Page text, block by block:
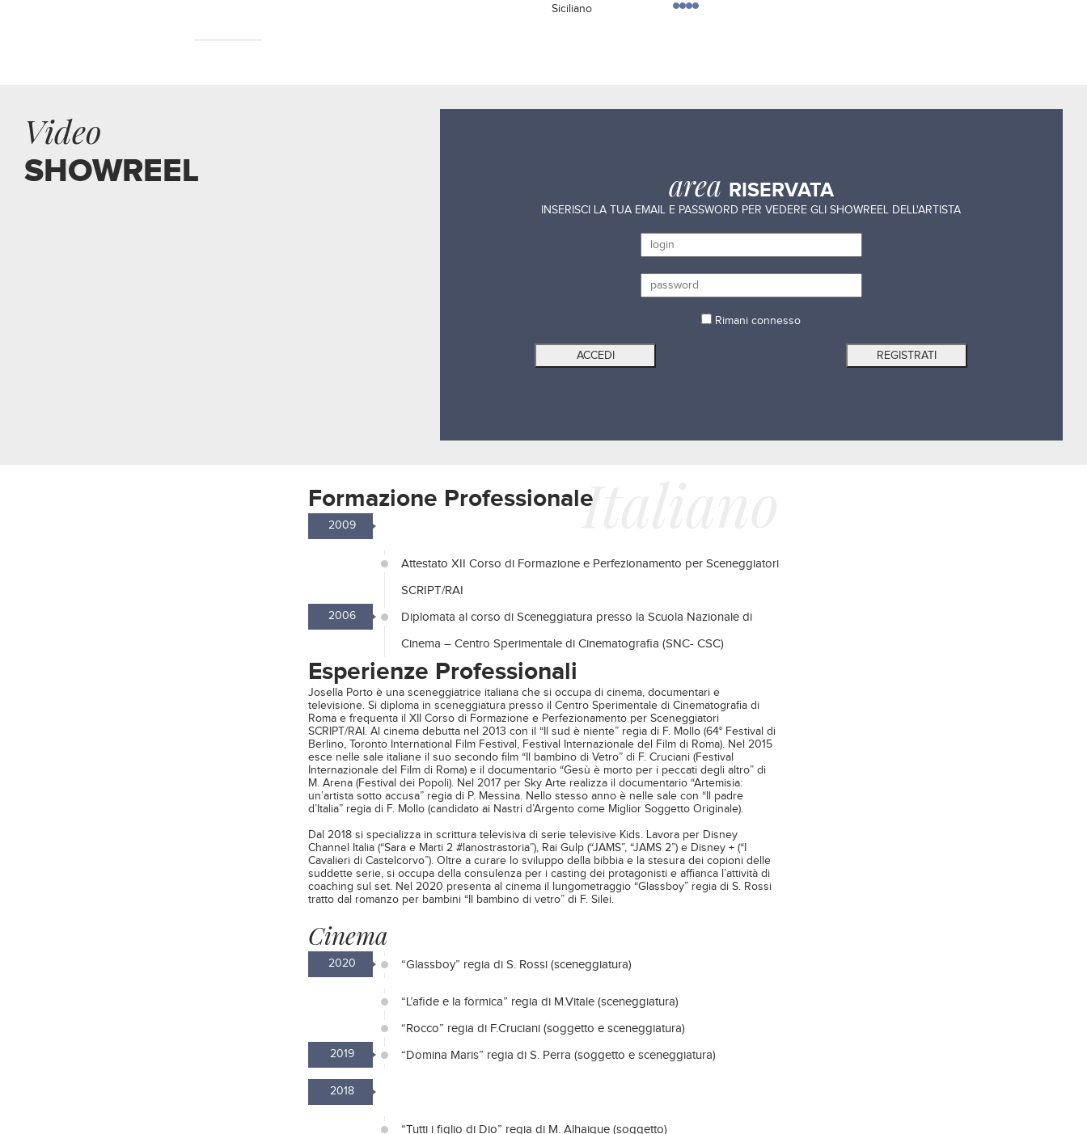
Siciliano
Video
SHOWREEL area RISERVATA
INSERISCI LA TUA EMAIL E PASSWORD PER VEDERE GLI SHOWREEL DELL'ARTISTA
Rimani connesso
Italiano
Formazione Professionale
2009
Attestato XII Corso di Formazione e Perfezionamento per Sceneggiatori
SCRIPT/RAI
2006
Diplomata al corso di Sceneggiatura presso la Scuola Nazionale di
Cinema – Centro Sperimentale di Cinematografia (SNC- CSC)
Esperienze Professionali
Josella Porto è una sceneggiatrice italiana che si occupa di cinema, documentari e
televisione. Si diploma in sceneggiatura presso il Centro Sperimentale di Cinematografia di
Roma e frequenta il XII Corso di Formazione e Perfezionamento per Sceneggiatori
SCRIPT/RAI. Al cinema debutta nel 2013 con il “Il sud è niente” regia di F. Mollo (64° Festival di
Berlino, Toronto International Film Festival, Festival Internazionale del Film di Roma). Nel 2015
esce nelle sale italiane il suo secondo film “Il bambino di Vetro” di F. Cruciani (Festival
Internazionale del Film di Roma) e il documentario “Gesù è morto per i peccati degli altro” di
M. Arena (Festival dei Popoli). Nel 2017 per Sky Arte realizza il documentario “Artemisia:
un’artista sotto accusa” regia di P. Messina. Nello stesso anno è nelle sale con “Il padre
d’Italia” regia di F. Mollo (candidato ai Nastri d’Argento come Miglior Soggetto Originale).
Dal 2018 si specializza in scrittura televisiva di serie televisive Kids. Lavora per Disney
Channel Italia (“Sara e Marti 2 #lanostrastoria”), Rai Gulp (“JAMS”, “JAMS 2”) e Disney + (“I
Cavalieri di Castelcorvo”). Oltre a curare lo sviluppo della bibbia e la stesura dei copioni delle
suddette serie, si occupa della consulenza per i casting dei protagonisti e affianca l’attività di
coaching sul set. Nel 2020 presenta al cinema il lungometraggio “Glassboy” regia di S. Rossi
tratto dal romanzo per bambini “Il bambino di vetro” di F. Silei.
Cinema
2020 “Glassboy” regia di S. Rossi (sceneggiatura)
“L’afide e la formica” regia di M.Vitale (sceneggiatura)
“Rocco” regia di F.Cruciani (soggetto e sceneggiatura)
2019 “Domina Maris” regia di S. Perra (soggetto e sceneggiatura)
2018
“Tutti i figlio di Dio” regia di M. Alhaique (soggetto)